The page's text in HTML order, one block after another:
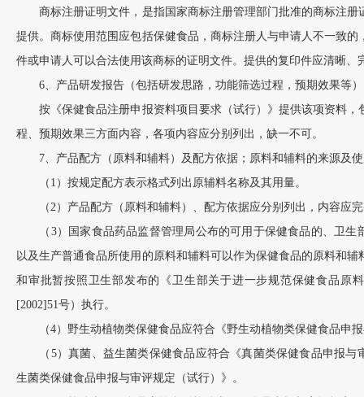
商标注册证明文件，是指国家商标注册管理部门批准的商标注册
提供。商标使用范围应包括保健食品，商标注册人与申请人不一致的
件或申请人可以合法使用该商标的证明文件。提供的复印件应清晰、
6、产品研发报告（包括研发思路，功能筛选过程，预期效果等
按《保健食品注册申报资料项目要求（试行）》提供该项资料，
程、预期效果三方面内容，各项内容应分别列出，缺一不可。
7、产品配方（原料和辅料）及配方依据；原料和辅料的来源及使
（1）按规定配方表示格式列出原辅料名称及其用量。
（2）产品配方（原料和辅料）、配方依据应分别列出，内容应
（3）国家食品药品监督管理局公布的可用于保健食品的、卫生
以及生产普通食品所使用的原料和辅料可以作为保健食品的原料和
和审批暂按照卫生部发布的《卫生部关于进一步规范保健食品原
[2002]51号）执行。
（4）野生动植物类保健食品应符合《野生动植物类保健食品申报
（5）真菌、益生菌类保健食品应符合《真菌类保健食品申报与
生菌类保健食品申报与审评规定（试行）》。